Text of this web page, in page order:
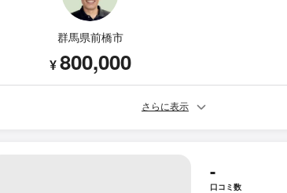
群馬県前橋市
¥800,000
さらに表示
-
口コミ数